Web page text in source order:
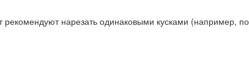
нарезать одинаковыми кусками (например, по